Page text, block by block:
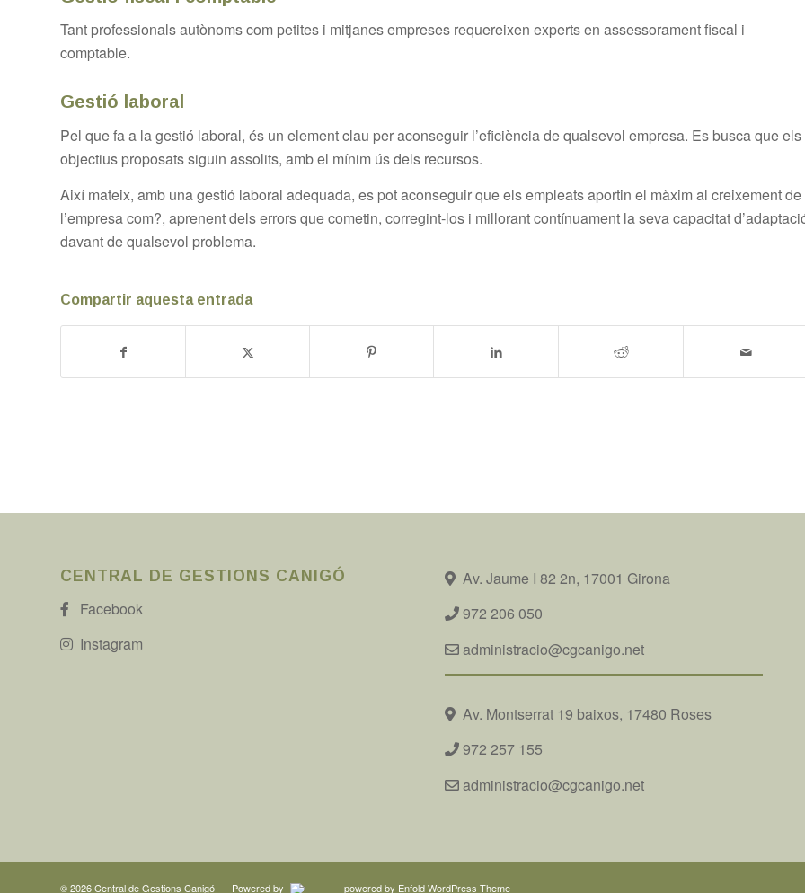
Tant professionals autònoms com petites i mitjanes empreses requereixen experts en assessorament fiscal i
comptable.
Gestió laboral
Pel que fa a la gestió laboral, és un element clau per aconseguir l’eficiència de qualsevol empresa. Es busca que els
objectius proposats siguin assolits, amb el mínim ús dels recursos.
Així mateix, amb una gestió laboral adequada, es pot aconseguir que els empleats aportin el màxim al creixement de
l’empresa com?, aprenent dels errors que cometin, corregint-los i millorant contínuament la seva capacitat
davant de qualsevol problema.
Compartir aquesta entrada
CENTRAL DE GESTIONS CANIGÓ
Facebook
Instagram
Av. Jaume I 82 2n, 17001 Girona
972 206 050
administracio@cgcanigo.net
Av. Montserrat 19 baixos, 17480 Roses
972 257 155
administracio@cgcanigo.net
©2026Central de Gestions Canigó - Powered by - powered by Enfold WordPress Theme